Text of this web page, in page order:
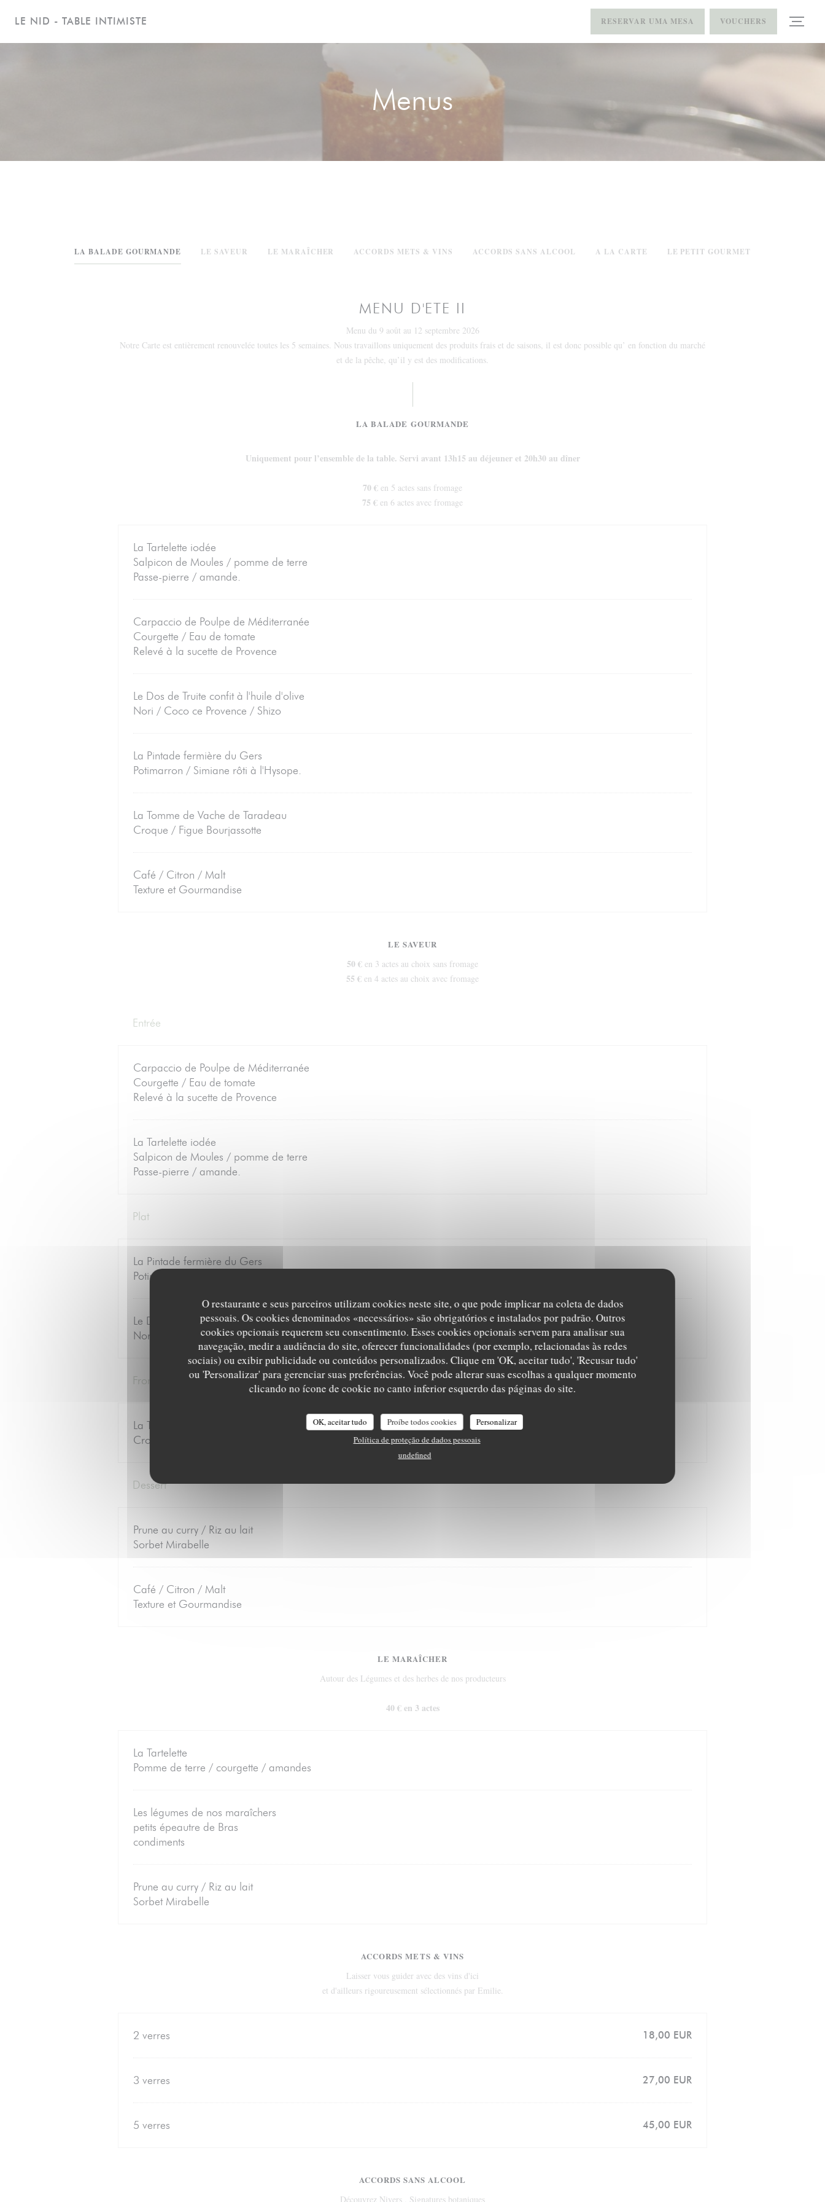
O restaurante e seus parceiros utilizam cookies neste site, o que pode implicar na coleta de dados
pessoais. Os cookies denominados «necessários» são obrigatórios e instalados por padrão. Outros
cookies opcionais requerem seu consentimento. Esses cookies opcionais servem para analisar sua
navegação, medir a audiência do site, oferecer funcionalidades (por exemplo, relacionadas às redes
sociais) ou exibir publicidade ou conteúdos personalizados. Clique em 'OK, aceitar tudo', 'Recusar tudo'
ou 'Personalizar' para gerenciar suas preferências. Você pode alterar suas escolhas a qualquer momento
clicando no ícone de cookie no canto inferior esquerdo das páginas do site.
OK, aceitar tudo Proíbe todos cookies
Personalizar
Política de proteção de dados pessoais
undefined
LE NID - TABLE INTIMISTE RESERVAR UMA MESA VOUCHERS
Menus
LA BALADE GOURMANDE LE SAVEUR LE MARAÎCHER ACCORDS METS & VINS ACCORDS SANS ALCOOL A LA CARTE LE PETIT GOURMET
MENU D'ETE II
Menu du 9 août au 12 septembre 2026
Notre Carte est entièrement renouvelée toutes les 5 semaines. Nous travaillons uniquement des produits frais et de saisons, il est donc possible qu’ en fonction du marché
et de la pêche, qu’il y est des modifications.
LA BALADE GOURMANDE
Uniquement pour l’ensemble de la table. Servi avant 13h15 au déjeuner et 20h30 au dîner
70 € en 5 actes sans fromage
75 € en 6 actes avec fromage
La Tartelette iodée
Salpicon de Moules / pomme de terre
Passe-pierre / amande.
Carpaccio de Poulpe de Méditerranée
Courgette / Eau de tomate
Relevé à la sucette de Provence
Le Dos de Truite confit à l'huile d'olive
Nori / Coco ce Provence / Shizo
La Pintade fermière du Gers
Potimarron / Simiane rôti à l'Hysope.
La Tomme de Vache de Taradeau
Croque / Figue Bourjassotte
Café / Citron / Malt
Texture et Gourmandise
LE SAVEUR
50 € en 3 actes au choix sans fromage
55 € en 4 actes au choix avec fromage
Entrée
Carpaccio de Poulpe de Méditerranée
Courgette / Eau de tomate
Relevé à la sucette de Provence
La Tartelette iodée
Salpicon de Moules / pomme de terre
Passe-pierre / amande.
Plat
La Pintade fermière du Gers
Potimarron / Simiane rôti à l'Hysope.
Le Dos de Truite confit à l'huile d'olive
Nori / Coco ce Provence / Shizo
Fromage travaillé
La Tomme de Vache de Taradeau
Croque / Figue Bourjassotte
Dessert
Prune au curry / Riz au lait
Sorbet Mirabelle
Café / Citron / Malt
Texture et Gourmandise
LE MARAÎCHER
Autour des Légumes et des herbes de nos producteurs
40 € en 3 actes
La Tartelette
Pomme de terre / courgette / amandes
Les légumes de nos maraîchers
petits épeautre de Bras
condiments
Prune au curry / Riz au lait
Sorbet Mirabelle
ACCORDS METS & VINS
Laisser vous guider avec des vins d'ici
et d'ailleurs rigoureusement sélectionnés par Emilie.
2 verres 18,00 EUR
3 verres 27,00 EUR
5 verres 45,00 EUR
ACCORDS SANS ALCOOL
Découvrez Nivers , Signatures botaniques
LE NID - TABLE INTIMISTE